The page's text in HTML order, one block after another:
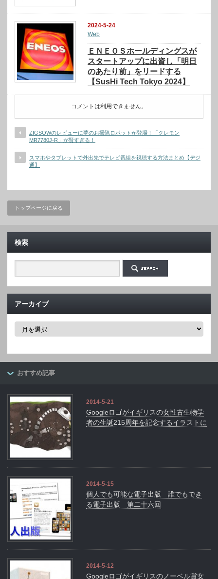
2024-5-24
Web
ＥＮＥＯＳホールディングスが
スタートアップに出資し「明日
のあたり前」をリードする
【SusHi Tech Tokyo 2024】
コメントは利用できません。
ZIGSOWのレビューに夢のお掃除ロボットが登場！「クレモン
MR7780J-R」が賢すぎる！
スマホやタブレットで外出先でテレビ番組を視聴する方法まとめ【デジ
通】
トップページに戻る
検索
アーカイブ
ア
ブ
おすすめ記事
2014-5-21
Googleロゴがイギリスの女性古生物学
者の生誕215周年を記念するイラストに
2014-5-15
個人でも可能な電子出版 誰でもでき
る電子出版 第二十六回
2014-5-12
Googleロゴがイギリスのノーベル賞女